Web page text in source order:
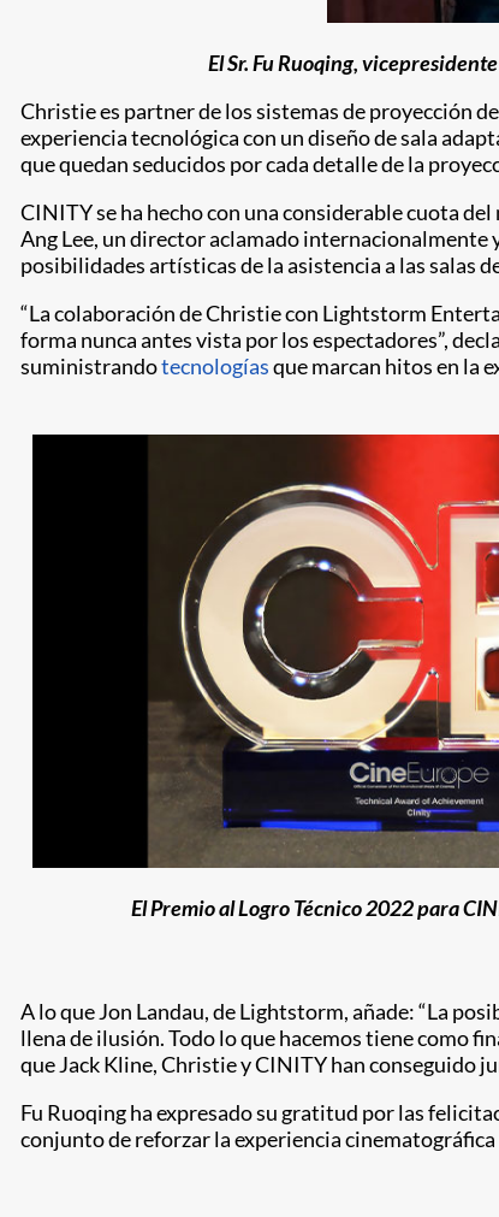
El Sr. Fu Ruoqing,
Christie es partner de los sistemas de proyección
experiencia tecnológica con un diseño de sala
que quedan seducidos por cada detalle de la
CINITY se ha hecho con una considerable cuota
Ang Lee, un director aclamado internacionalmente
posibilidades artísticas de la asistencia a las salas
“La colaboración de Christie con Lightstorm
forma nunca antes vista por los espectadores”,
suministrandotecnologíasque marcan hitos en la
El Premio al Logro Técnico 2022 para
A lo que Jon Landau, de Lightstorm, añade: “La
llena de ilusión. Todo lo que hacemos tiene como
que Jack Kline, Christie y CINITY han conseguido
Fu Ruoqing ha expresado su gratitud por las
conjunto de reforzar la experiencia